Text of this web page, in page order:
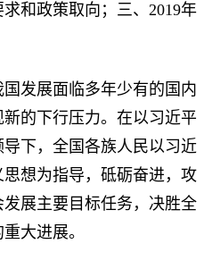
和政策取向；三、2019年
发展面临多年少有的国内
的下行压力。在以习近平
下，全国各族人民以习近
想为指导，砥砺奋进，攻
展主要目标任务，决胜全
大进展。